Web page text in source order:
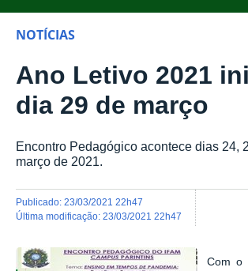
NOTÍCIAS
Ano Letivo 2021
dia 29 de março
Encontro Pedagógico acontece dias 24,
março de 2021.
publicado: 23/03/2021 22h47
última modificação: 23/03/2021 22h47
Com o